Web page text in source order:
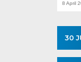
8 April
30